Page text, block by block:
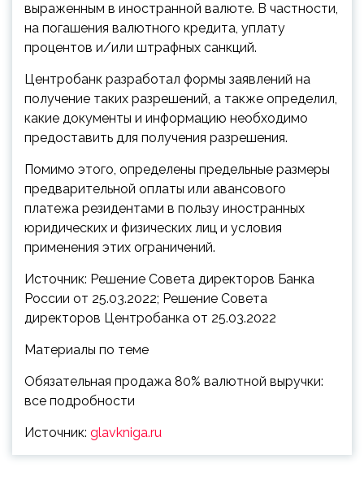
выраженным в иностранной валюте. В частности,
на погашения валютного кредита, уплату
процентов и/или штрафных санкций.
Центробанк разработал формы заявлений на
получение таких разрешений, а также определил,
какие документы и информацию необходимо
предоставить для получения разрешения.
Помимо этого, определены предельные размеры
предварительной оплаты или авансового
платежа резидентами в пользу иностранных
юридических и физических лиц и условия
применения этих ограничений.
Источник: Решение Совета директоров Банка
России от 25.03.2022; Решение Совета
директоров Центробанка от 25.03.2022
Материалы по теме
Обязательная продажа 80% валютной выручки:
все подробности
Источник: glavkniga.ru